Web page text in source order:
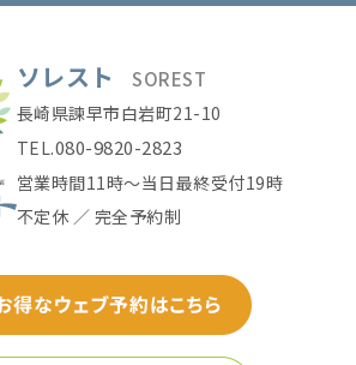
ソレスト SOREST
長崎県諫早市白岩町21-10
TEL.080-9820-2823
営業時間11時〜当日最終受付19時
不定休 ／ 完全予約制